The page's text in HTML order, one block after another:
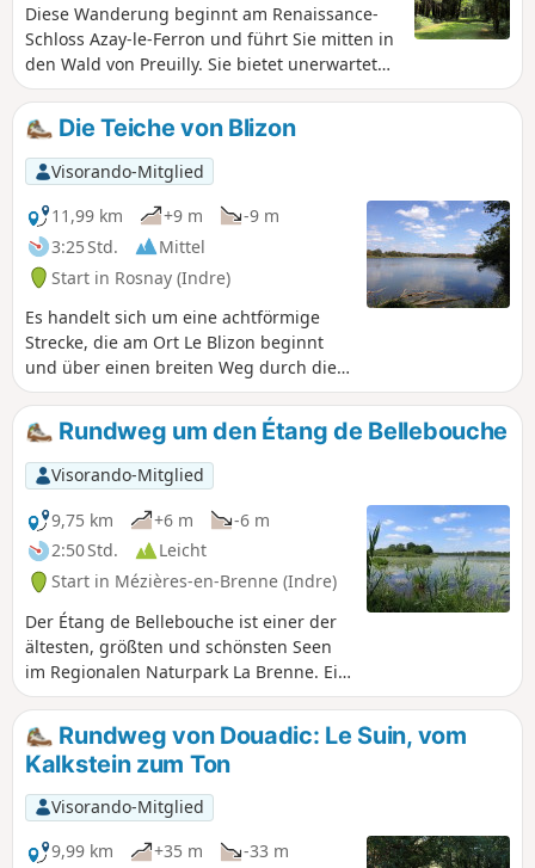
Diese Wanderung beginnt am Renaissance-
Schloss Azay-le-Ferron und führt Sie mitten in
den Wald von Preuilly. Sie bietet unerwartete
Sehenswürdigkeiten: ein Denkmal für die
Résistance, einen von Bäumen umgebenen
Teich und Ausblicke auf den Tierpark Haute-
Touche.
Die Teiche von Blizon
Visorando-Mitglied
11,99 km
+9 m
-9 m
3:25 Std.
Mittel
Start in Rosnay (Indre)
Es handelt sich um eine achtförmige
Strecke, die am Ort Le Blizon beginnt
und über einen breiten Weg durch die
Teiche der Brenne führt. Eine
angenehme Wanderung, teilweise im
Schatten und mit mehreren
Aussichtspunkten.
Rundweg um den Étang de Bellebouche
Visorando-Mitglied
9,75 km
+6 m
-6 m
2:50 Std.
Leicht
Start in Mézières-en-Brenne (Indre)
Der Étang de Bellebouche ist einer der
ältesten, größten und schönsten Seen
im Regionalen Naturpark La Brenne. Ein
kleiner Teil ist für Wassersport
reserviert, aber der größte Teil ist
Naturgebiet, das Sie in aller Ruhe mit
einem Fernglas von drei
Beobachtungsstationen am Ufer des
Sees aus bewundern können.
Rundweg von Douadic: Le Suin, vom
Kalkstein zum Ton
Visorando-Mitglied
9,99 km
+35 m
-33 m